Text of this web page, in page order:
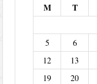
M T
5
6
12
13
19
20